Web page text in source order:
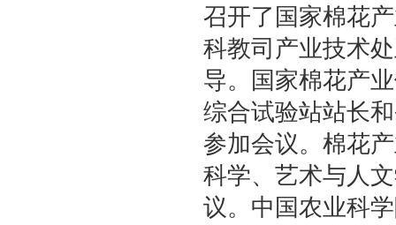
召开了国家棉花
科教司产业技术
导。国家棉花产
综合试验站站长
参加会议。棉花
科学、艺术与人
议。中国农业科